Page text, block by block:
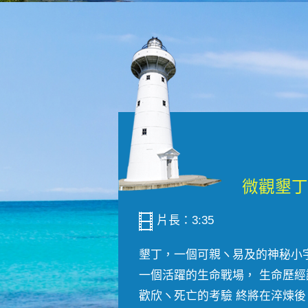
片長：3:35
墾丁，一個可親ヽ易及的神秘小
一個活躍的生命戰場， 生命歷
歡欣ヽ死亡的考驗 終將在淬煉